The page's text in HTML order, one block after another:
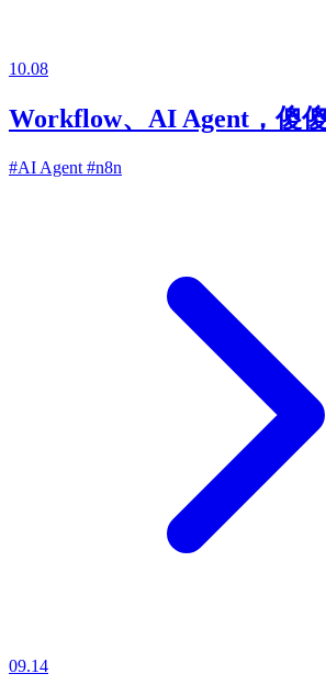
10.08
Workflow、AI Agent，傻
#AI Agent #n8n
09.14